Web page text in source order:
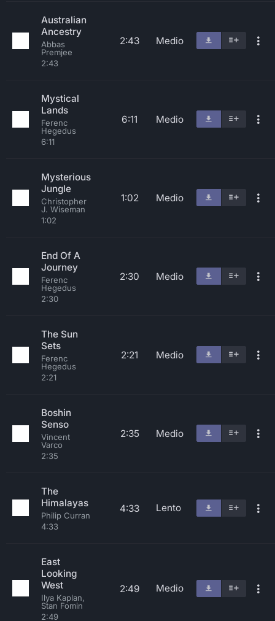
Australian
Ancestry
Abbas
Premjee
2:43
2:43 Medio
Mystical
Lands
Ferenc
Hegedus
6:11
6:11 Medio
Mysterious
Jungle
Christopher
J. Wiseman
1:02
1:02 Medio
End Of A
Journey
Ferenc
Hegedus
2:30
2:30 Medio
The Sun
Sets
Ferenc
Hegedus
2:21
2:21 Medio
Boshin
Senso
Vincent
Varco
2:35
2:35 Medio
The
Himalayas
Philip Curran
4:33
4:33 Lento
East
Looking
West
Ilya Kaplan,
Stan Fomin
2:49
2:49 Medio